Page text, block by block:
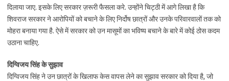
दिलाया जाए. इसके लिए सरकार ज़रूरी फैसला करे. उन्होंने चिट्ठी में आगे लिखा है कि
शिवराज सरकार ने आरोपियों को बचाने के लिए निर्दोष छात्रों और उनके परिवारवालों तक को
मोहरा बनाया गया है. ऐसे में सरकार को उन मासूमों का भविष्य बचाने के बारे में कोई ठोस कदम
उठाना चाहिए.
दिग्विजय सिंह के सुझाव
दिग्विजय सिंह ने उन छात्रों के खिलाफ केस वापस लेने का सुझाव सरकार को दिया है, जो